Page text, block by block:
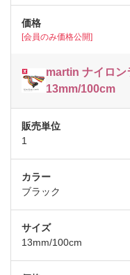
[会員のみ価格公開]
martin ナイロン
13mm/100cm
1
ブラック
13mm/100cm